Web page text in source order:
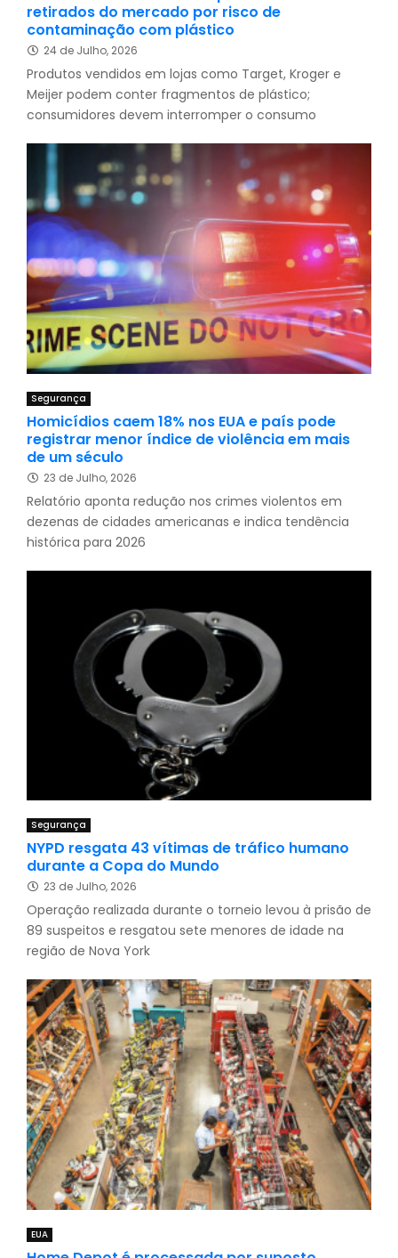
retirados do mercado por risco de
contaminação com plástico
24 de Julho, 2026
Produtos vendidos em lojas como Target, Kroger e
Meijer podem conter fragmentos de plástico;
consumidores devem interromper o consumo
Segurança
Homicídios caem 18% nos EUA e país pode
registrar menor índice de violência em mais
de um século
23 de Julho, 2026
Relatório aponta redução nos crimes violentos em
dezenas de cidades americanas e indica tendência
histórica para 2026
Segurança
NYPD resgata 43 vítimas de tráfico humano
durante a Copa do Mundo
23 de Julho, 2026
Operação realizada durante o torneio levou à prisão de
89 suspeitos e resgatou sete menores de idade na
região de Nova York
EUA